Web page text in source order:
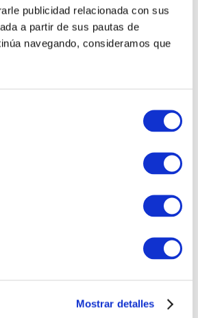
publicidad relacionada con sus
a partir de sus pautas de
navegando, consideramos que
Mostrar detalles